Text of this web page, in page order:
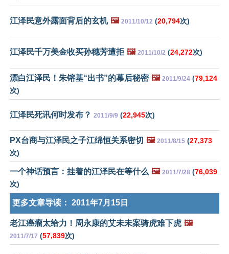
江泽民意外露面背后的玄机 🖼️ 2011/10/12 (20,794次)
江泽民千万美金收买孙穗芳遭拒 🖼️ 2011/10/2 (24,272次)
漂白江泽民！朱镕基“出书”的幕后秘密 🖼️ 2011/9/24 (79,124
次)
江泽民死讯何时发布？ 2011/9/9 (22,945次)
PX台商与江泽民之子江绵恒关系密切 🖼️ 2011/8/15 (27,373
次)
一个神话预言：挂着的江泽民在等什么 🖼️ 2011/7/28 (76,039
次)
更多文章导读： 2011年7月15日
老江癌瘤太给力！周永康的艾未未案骑虎难下虎 🖼️
2011/7/17 (57,839次)